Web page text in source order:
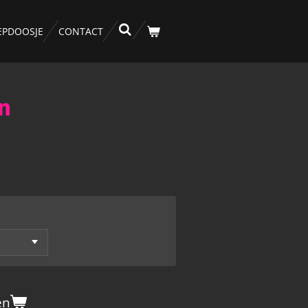
CONTACT